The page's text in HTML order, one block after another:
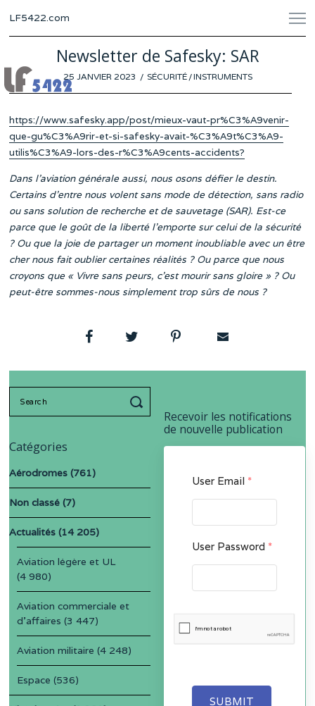
LF5422.com
Newsletter de Safesky: SAR
POSTED
ON
25 JANVIER 2023 22 SÉCURITÉ /INSTRUMENTS
https://www.safesky.app/post/mieux-vaut-pr%C3%A9venir-
que-gu%C3%A9rir-et-si-safesky-avait-%C3%A9t%C3%A9-
utilis%C3%A9-lors-des-r%C3%A9cents-accidents?
Dans l’aviation générale aussi, nous osons défier le destin.
Certains d’entre nous volent sans mode de détection, sans radio
ou sans solution de recherche et de sauvetage (SAR). Est-ce
parce que le goût de la liberté l’emporte sur celui de la sécurité
? Ou que la joie de partager un moment inoubliable avec un être
cher nous fait oublier certaines réalités ? Ou parce que nous
croyons que « Vivre sans peurs, c’est mourir sans gloire » ? Ou
peut-être sommes-nous simplement trop sûrs de nous ?
Recevoir les notifications
de nouvelle publication
User Email *
User Password *
SUBMIT
Catégories
Aérodromes (761)
Non classé (7)
Actualités (14 205)
Aviation légère et UL
(4 980)
Aviation commerciale et
d'affaires (3 447)
Aviation militaire (4 248)
Espace (536)